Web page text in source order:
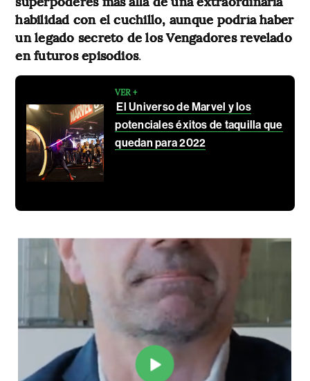
habilidad con el cuchillo, aunque podría haber
un legado secreto de los Vengadores revelado
en futuros episodios.
VER +
El Universo de Marvel y los
potenciales éxitos de taquilla que
quedan para 2022